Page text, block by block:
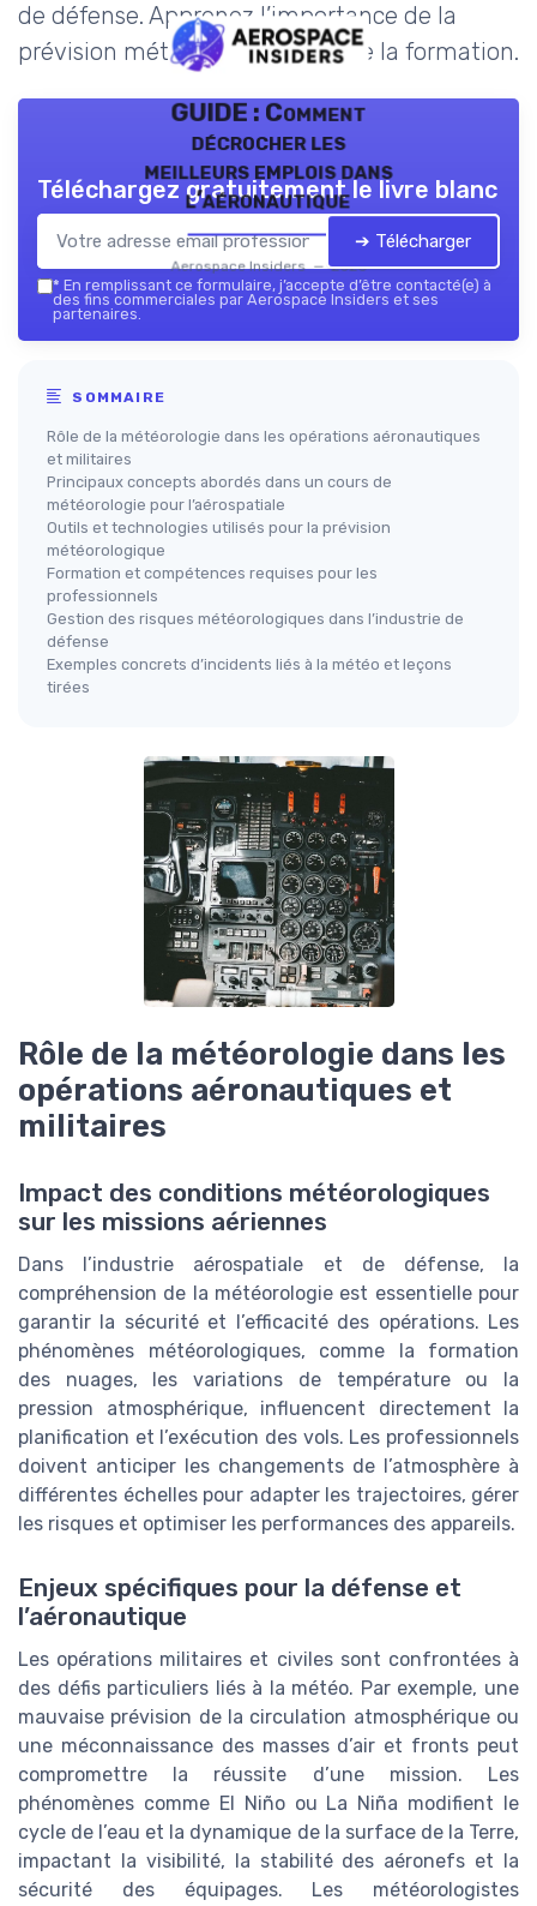
de défense. Apprenez l’importance de la
prévision météo, des outils et de la formation.
GUIDE : Comment
décrocher les
meilleurs emplois dans
l’aéronautique
Aerospace Insiders — 2026
Téléchargez gratuitement le livre blanc
➔ Télécharger
* En remplissant ce formulaire, j’accepte d’être contacté(e) à
des fins commerciales par Aerospace Insiders et ses
partenaires.
SOMMAIRE
Rôle de la météorologie dans les opérations aéronautiques
et militaires
Principaux concepts abordés dans un cours de
météorologie pour l’aérospatiale
Outils et technologies utilisés pour la prévision
météorologique
Formation et compétences requises pour les
professionnels
Gestion des risques météorologiques dans l’industrie de
défense
Exemples concrets d’incidents liés à la météo et leçons
tirées
Rôle de la météorologie dans les
opérations aéronautiques et
militaires
Impact des conditions météorologiques
sur les missions aériennes
Dans l’industrie aérospatiale et de défense, la
compréhension de la météorologie est essentielle pour
garantir la sécurité et l’efficacité des opérations. Les
phénomènes météorologiques, comme la formation
des nuages, les variations de température ou la
pression atmosphérique, influencent directement la
planification et l’exécution des vols. Les professionnels
doivent anticiper les changements de l’atmosphère à
différentes échelles pour adapter les trajectoires, gérer
les risques et optimiser les performances des appareils.
Enjeux spécifiques pour la défense et
l’aéronautique
Les opérations militaires et civiles sont confrontées à
des défis particuliers liés à la météo. Par exemple, une
mauvaise prévision de la circulation atmosphérique ou
une méconnaissance des masses d’air et fronts peut
compromettre la réussite d’une mission. Les
phénomènes comme El Niño ou La Niña modifient le
cycle de l’eau et la dynamique de la surface de la Terre,
impactant la visibilité, la stabilité des aéronefs et la
sécurité des équipages. Les météorologistes